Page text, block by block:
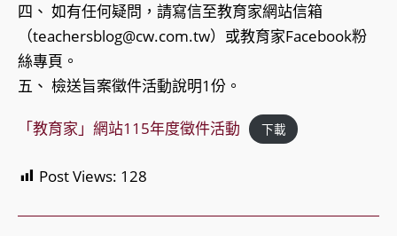
四、 如有任何疑問，請寫信至教育家網站信箱
（teachersblog@cw.com.tw）或教育家Facebook粉
絲專頁。
五、 檢送旨案徵件活動說明1份。
「教育家」網站115年度徵件活動 下載
Post Views: 128